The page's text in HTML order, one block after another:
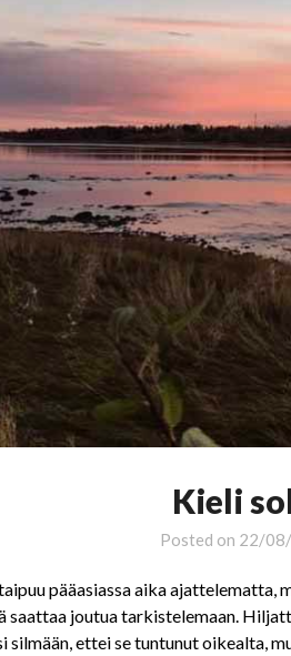
Kieli
Posted on 22/
pääasiassa aika
saattaa joutua tarkistelemaan.
silmään, ettei se tuntunut oikealta,